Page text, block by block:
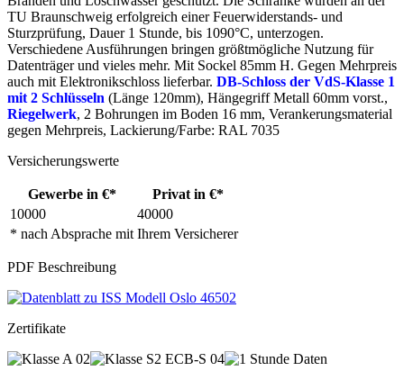
TU Braunschweig erfolgreich einer Feuerwiderstands- und
Sturzprüfung, Dauer 1 Stunde, bis 1090°C, unterzogen.
Verschiedene Ausführungen bringen größtmögliche Nutzung für
Datenträger und vieles mehr. Mit Sockel 85mm H. Gegen Mehrpreis
auch mit Elektronikschloss lieferbar. DB-Schloss der VdS-Klasse 1
mit 2 Schlüsseln (Länge 120mm), Hängegriff Metall 60mm vorst.,
Riegelwerk, 2 Bohrungen im Boden 16 mm, Verankerungsmaterial
gegen Mehrpreis, Lackierung/Farbe: RAL 7035
Versicherungswerte
Gewerbe in €* Privat in €*
* nach Absprache mit Ihrem Versicherer
10000 40000
PDF Beschreibung
Zertifikate